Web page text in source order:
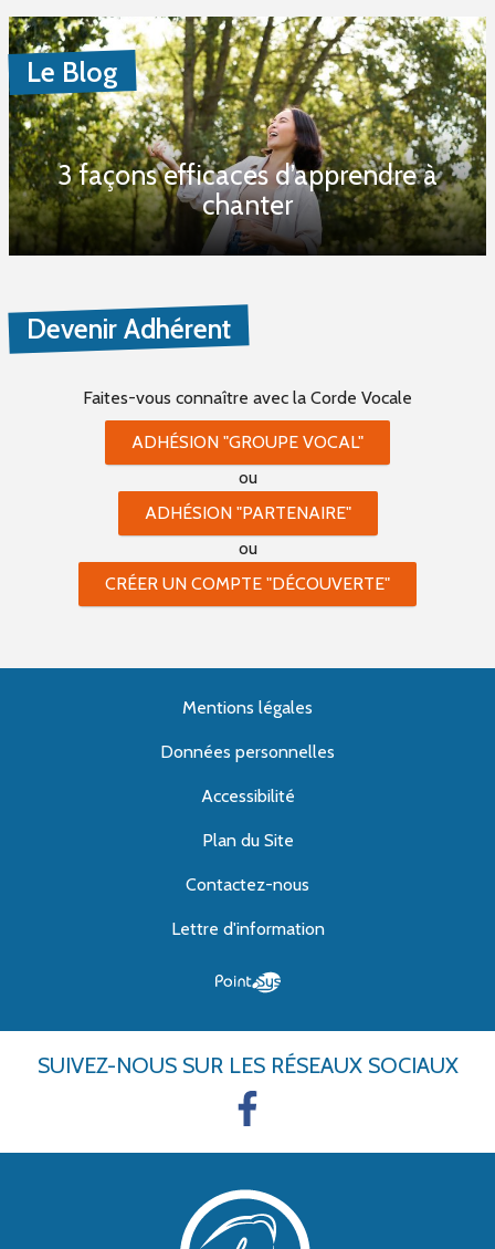
Le Blog
3 façons efficaces d’apprendre à
chanter
Devenir Adhérent
Faites-vous connaître avec la Corde Vocale
ADHÉSION "GROUPE VOCAL"
ou
ADHÉSION "PARTENAIRE"
ou
CRÉER UN COMPTE "DÉCOUVERTE"
Mentions légales
Données personnelles
Accessibilité
Plan du Site
Contactez-nous
Lettre d'information
SUIVEZ-NOUS SUR LES RÉSEAUX SOCIAUX